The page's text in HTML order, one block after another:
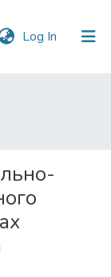
Log In (current)